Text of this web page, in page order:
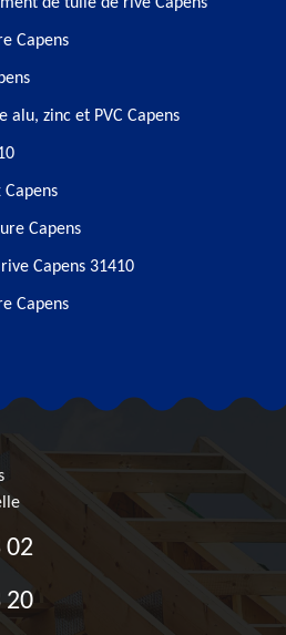
Capens
alu, zinc et PVC Capens
Capens
Capens 31410
Capens
02
20